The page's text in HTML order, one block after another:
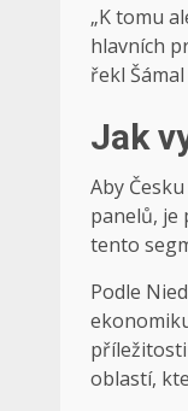
„K tomu
hlavních
řekl
Jak
Aby
panelů, je
tento
Podle
oblastí,